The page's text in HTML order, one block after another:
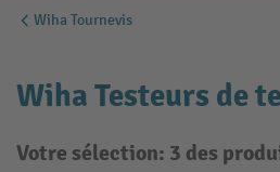
Wiha Tournevis
Wiha Testeurs de
Votre sélection: 3 des